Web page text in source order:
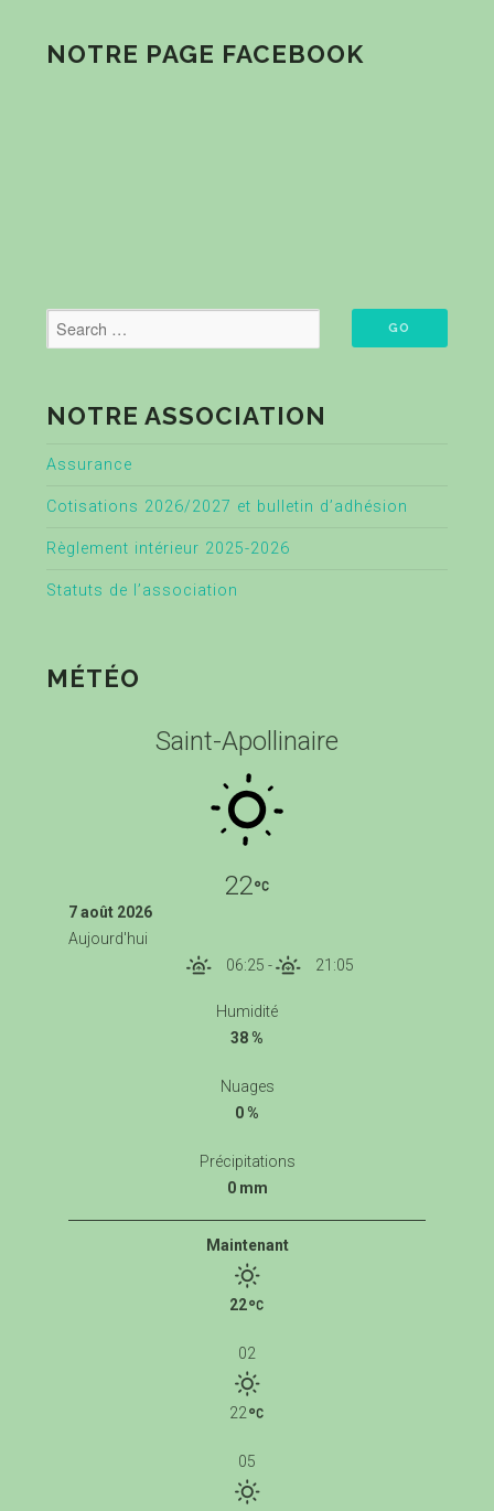
NOTRE PAGE FACEBOOK
NOTRE ASSOCIATION
Assurance
Cotisations 2026/2027 et bulletin d’adhésion
Règlement intérieur 2025-2026
Statuts de l’association
MÉTÉO
Saint-Apollinaire
22
7 août 2026
Aujourd'hui
06:25 - 21:05
Humidité
38 %
Nuages
0 %
Précipitations
0 mm
Maintenant
22
02
22
05